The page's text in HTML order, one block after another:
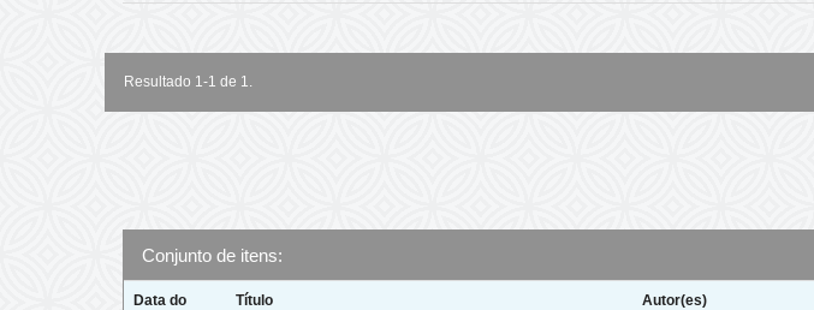
Resultado 1-1 de 1.
Conjunto de itens:
Data do
Título Autor(es)